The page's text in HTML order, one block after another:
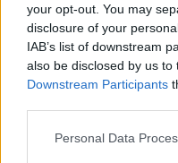
your opt-out. You may
disclosure of your
IAB’s list of downstream
also be disclosed by us to
Downstream Participants
Please note that this
Personal Data
kimeríthet,
veszed
Állandóan az
nagyon kimerítő, de a